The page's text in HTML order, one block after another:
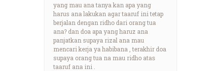
yang mau ana tanya kan apa yang
harus ana lakukan agar taaruf ini tetap
berjalan dengan ridho dari orang tua
ana? dan doa apa yang haruz ana
panjatkan supaya rizal ana mau
mencari kerja ya habibana , terakhir doa
supaya orang tua na mau ridho atas
taaruf ana ini .